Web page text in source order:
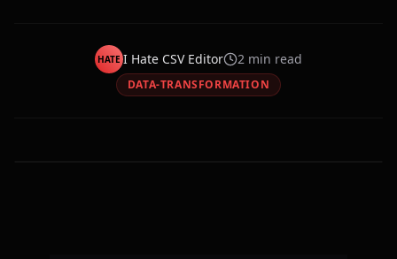
HATE I Hate CSV Editor 2 min read
DATA-TRANSFORMATION